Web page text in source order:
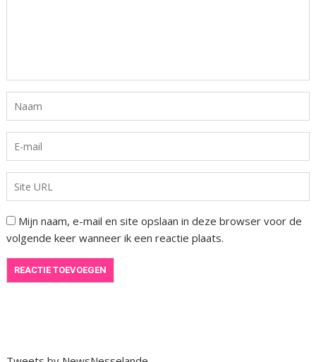
Mijn naam, e-mail en site opslaan in deze browser voor de
volgende keer wanneer ik een reactie plaats.